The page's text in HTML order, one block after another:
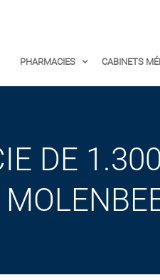
PHARMACIES CABINETS
DE